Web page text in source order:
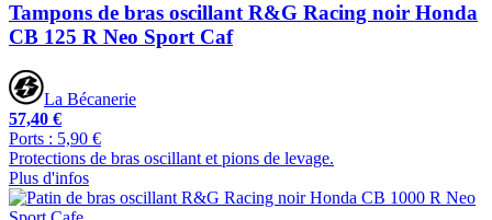
Tampons de bras oscillant R&G Racing noir Honda
CB 125 R Neo Sport Caf
La Bécanerie
57,40 €
Ports : 5,90 €
Protections de bras oscillant et pions de levage.
Plus d'infos